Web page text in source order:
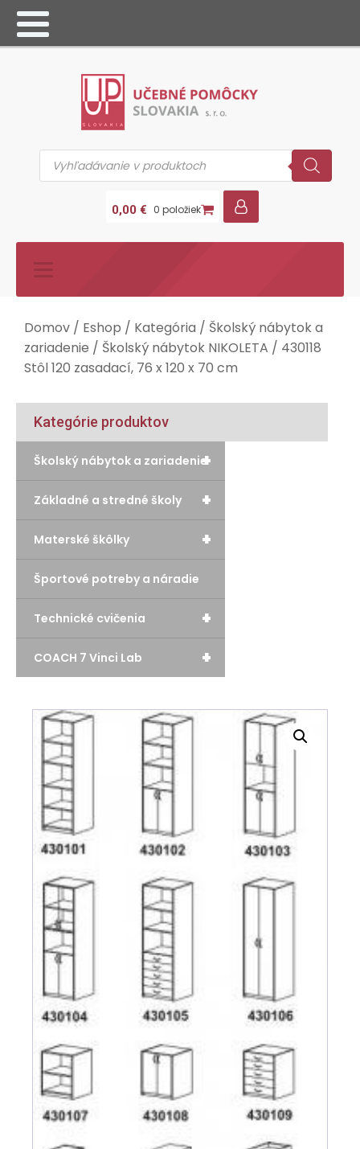
Products
search
0,00 € 0 položiek
Domov / Eshop / Kategória / Školský nábytok a
zariadenie / Školský nábytok NIKOLETA / 430118
Stôl 120 zasadací, 76 x 120 x 70 cm
Kategórie produktov
+
Školský nábytok a zariadenie
+
Základné a stredné školy
+
Materské škôlky
Športové potreby a náradie
+
Technické cvičenia
+
COACH 7 Vinci Lab